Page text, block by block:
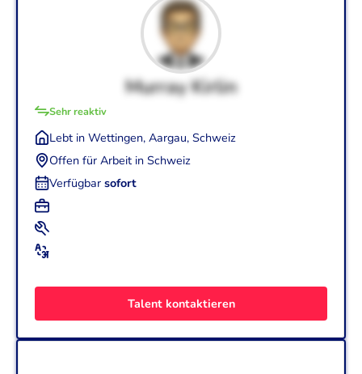
Murray Kirlin
Sehr reaktiv
Lebt in Wettingen, Aargau, Schweiz
Offen für Arbeit in Schweiz
Verfügbar sofort
Deutsch (Elementar - A2)
Talent kontaktieren